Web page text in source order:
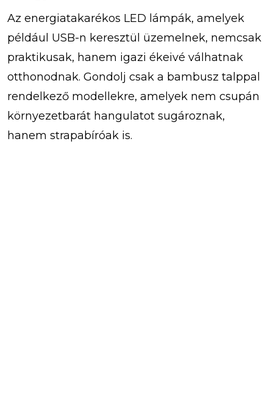
Az energiatakarékos LED lámpák, amelyek
például USB-n keresztül üzemelnek, nemcsak
praktikusak, hanem igazi ékeivé válhatnak
otthonodnak. Gondolj csak a bambusz talppal
rendelkező modellekre, amelyek nem csupán
környezetbarát hangulatot sugároznak,
hanem strapabíróak is.